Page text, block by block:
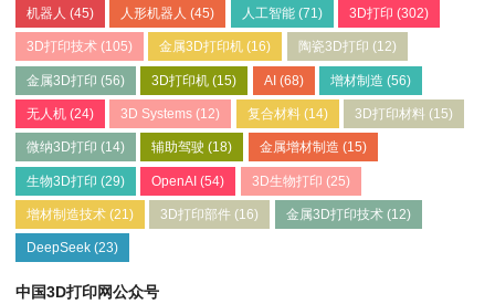
机器人 (45) 人形机器人 (45) 人工智能(71) 3D打印 (302)
3D打印技术 (105) 金属3D打印机 (16) 陶瓷3D打印 (12)
金属3D打印 (56) 3D打印机 (15) AI(68) 增材制造 (56)
无人机 (24) 3D Systems (12) 复合材料(14) 3D打印材料 (15)
微纳3D打印 (14) 辅助驾驶 (18) 金属增材制造 (15)
生物3D打印 (29) OpenAI (54) 3D生物打印 (25)
增材制造技术 (21) 3D打印部件 (16) 金属3D打印技术(12)
DeepSeek (23)
中国3D打印网公众号